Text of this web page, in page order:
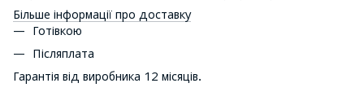
Більше інформації про доставку
Готівкою
Післяплата
Гарантія від виробника 12 місяців.